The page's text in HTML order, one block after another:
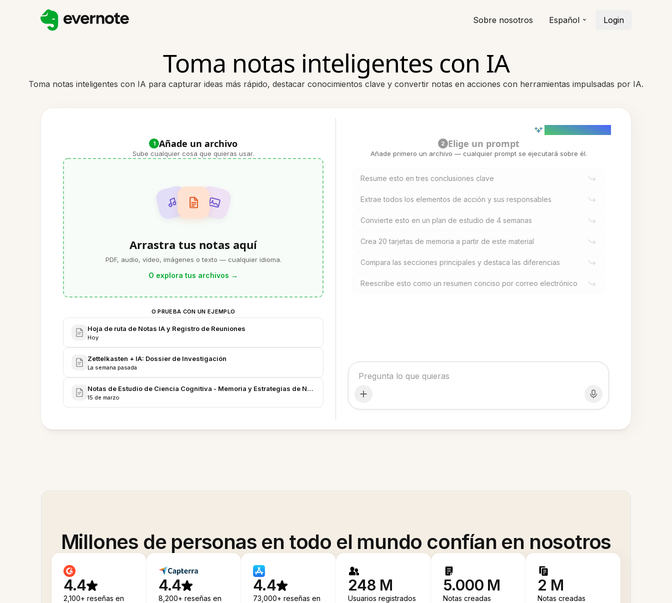
Sobre nosotros Español Login
Toma notas inteligentes con IA
Toma notas inteligentes con IA para capturar ideas más rápido, destacar conocimientos clave y convertir notas en acciones con herramientas impulsadas por IA.
1 Añade un archivo
Sube cualquier cosa que quieras usar.
Arrastra tus notas aquí
PDF, audio, vídeo, imágenes o texto — cualquier idioma.
O explora tus archivos →
O PRUEBA CON UN EJEMPLO
Hoja de ruta de Notas IA y Registro de Reuniones
Hoy
Zettelkasten + IA: Dossier de Investigación
La semana pasada
Notas de Estudio de Ciencia Cognitiva - Memoria y Estrategias de Nota
15 de marzo
2 Elige un prompt
Añade primero un archivo — cualquier prompt se ejecutará sobre él.
Resume esto en tres conclusiones clave
Extrae todos los elementos de acción y sus responsables
Convierte esto en un plan de estudio de 4 semanas
Crea 20 tarjetas de memoria a partir de este material
Compara las secciones principales y destaca las diferencias
Reescribe esto como un resumen conciso por correo electrónico
Millones de personas en todo el mundo confían en nosotros
4.4
2,100+ reseñas en
4.4
8,200+ reseñas en
4.4
73,000+ reseñas en
248 M
Usuarios registrados
5.000 M
Notas creadas
2 M
Notas creadas